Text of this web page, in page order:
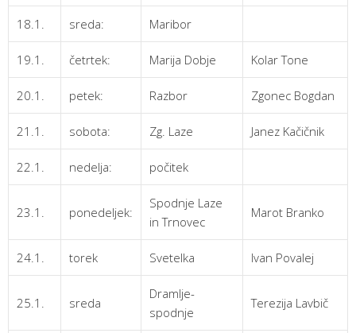
18.1. sreda: Maribor
19.1. četrtek: Marija Dobje Kolar Tone
20.1. petek: Razbor Zgonec Bogdan
21.1. sobota: Zg. Laze Janez Kačičnik
22.1. nedelja: počitek
23.1. ponedeljek:
Spodnje Laze
in Trnovec
Marot Branko
24.1. torek Svetelka Ivan Povalej
25.1. sreda
Dramlje-
spodnje
Terezija Lavbič